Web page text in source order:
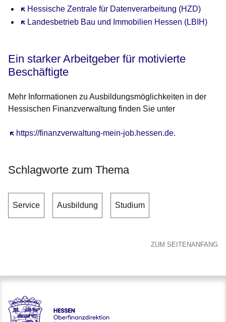
Hessische Zentrale für Datenverarbeitung (HZD)
Öffnet sich in einem neuen Fenster
Landesbetrieb Bau und Immobilien Hessen (LBIH)
Öffnet sich in einem neuen Fenster
Ein starker Arbeitgeber für motivierte
Beschäftigte
Mehr Informationen zu Ausbildungsmöglichkeiten in der
Hessischen Finanzverwaltung finden Sie unter
https://finanzverwaltung-mein-job.hessen.de
Öffnet sich in einem neuen Fenster .
Schlagworte zum Thema
Service Ausbildung Studium
ZUM SEITENANFANG